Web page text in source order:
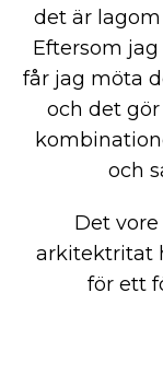
det är
Eftersom
får jag möta
och det
och
Det
arkitektritat
för ett